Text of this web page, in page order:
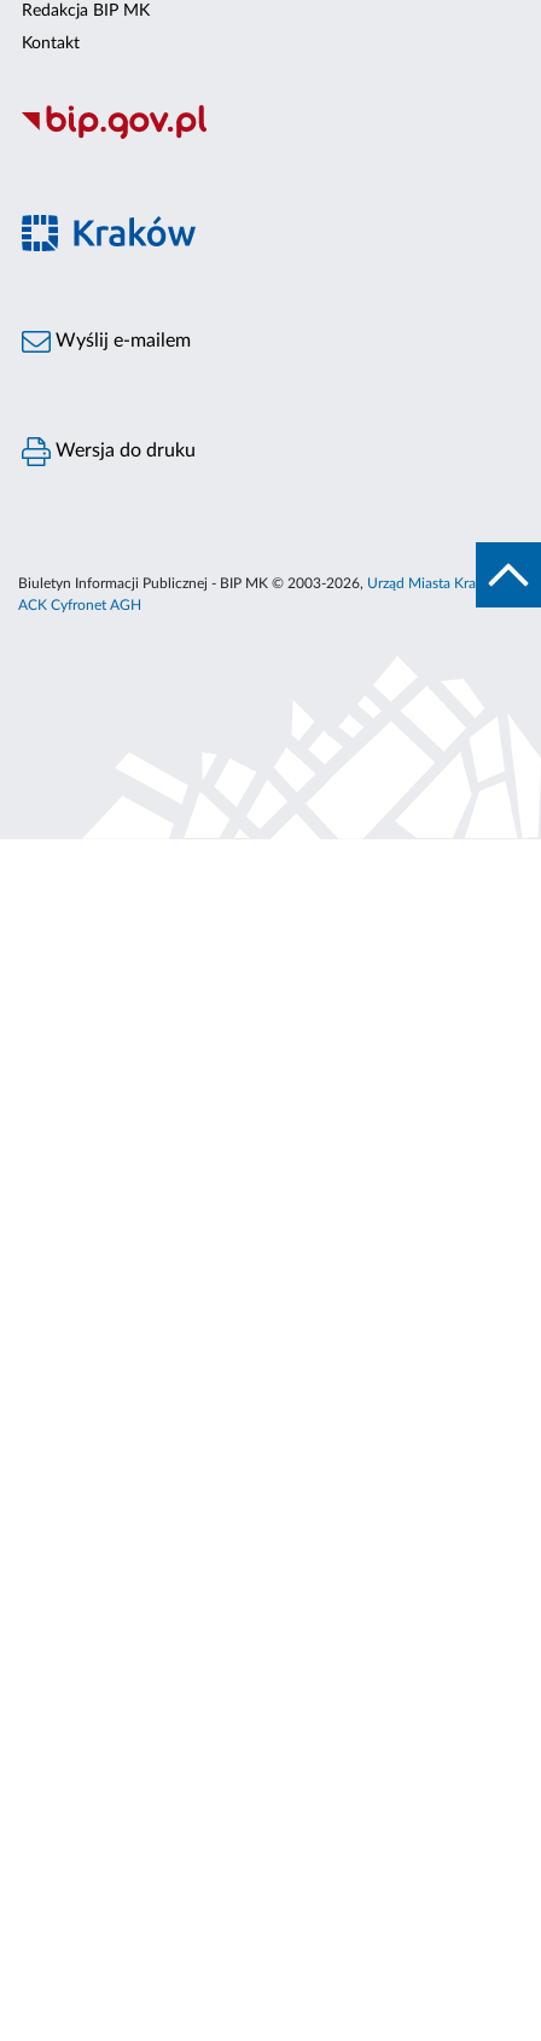
Redakcja BIP MK
Kontakt
Wyślij e-mailem
Wersja do druku
Biuletyn Informacji Publicznej - BIP MK © 2003-2026, Urząd Miasta Krakowa
ACK Cyfronet AGH